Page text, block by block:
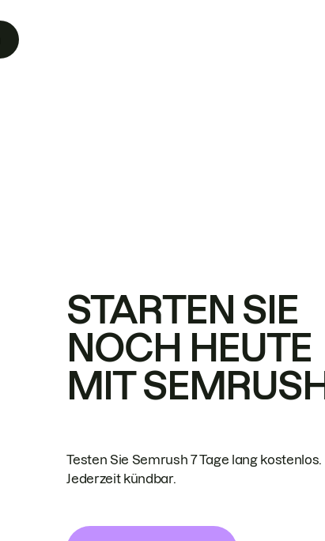
STARTEN SIE
NOCH HEUTE
MIT
Testen Sie Semrush 7 Tage lang kostenlos.
Jederzeit kündbar.